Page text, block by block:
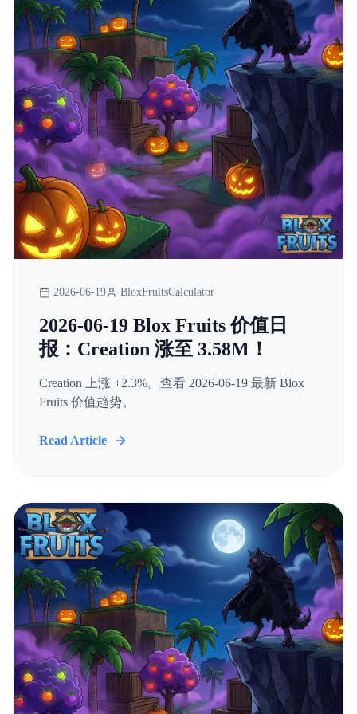
2026-06-19 BloxFruitsCalculator
2026-06-19 Blox Fruits 价值日
报：Creation 涨至 3.58M！
Creation 上涨 +2.3%。查看 2026-06-19 最新 Blox
Fruits 价值趋势。
Read Article